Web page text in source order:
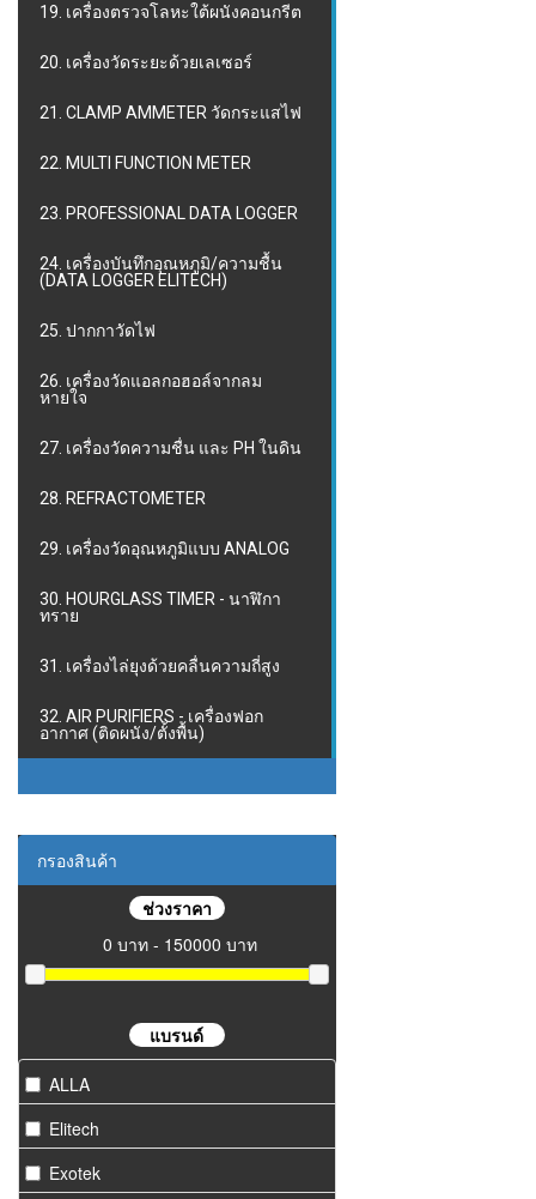
19. เครื่องตรวจโลหะใต้ผนังคอนกรีต
20. เครื่องวัดระยะด้วยเลเซอร์
21. CLAMP AMMETER วัดกระแสไฟ
22. MULTI FUNCTION METER
23. PROFESSIONAL DATA LOGGER
24. เครื่องบันทึกอุณหภูมิ/ความชื้น
(DATA LOGGER ELITECH)
25. ปากกาวัดไฟ
26. เครื่องวัดแอลกอฮอล์จากลม
หายใจ
27. เครื่องวัดความชื่น และ PH ในดิน
28. REFRACTOMETER
29. เครื่องวัดอุณหภูมิแบบ ANALOG
30. HOURGLASS TIMER - นาฬิกา
ทราย
31. เครื่องไล่ยุงด้วยคลื่นความถี่สูง
32. AIR PURIFIERS - เครื่องฟอก
อากาศ (ติดผนัง/ตั้งพื้น)
กรองสินค้า
ช่วงราคา
0 บาท - 150000 บาท
แบรนด์
ALLA
Elitech
Exotek